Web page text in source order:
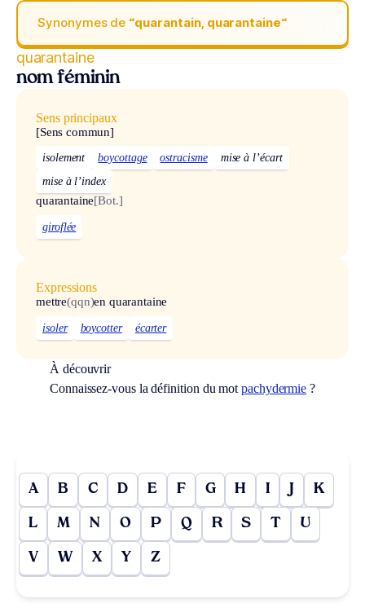
Synonymes de “quarantain, quarantaine“
quarantaine
nom féminin
Sens principaux
[Sens commun]
isolement boycottage ostracisme
mise à l’écart
mise à l’index
quarantaine[Bot.]
giroflée
Expressions
mettre(qqn)en quarantaine
isoler boycotter écarter
À découvrir
Connaissez-vous la définition du motpachydermie ?
A B C D E F G H I J K
L M N O P Q R S T U
V W X Y Z